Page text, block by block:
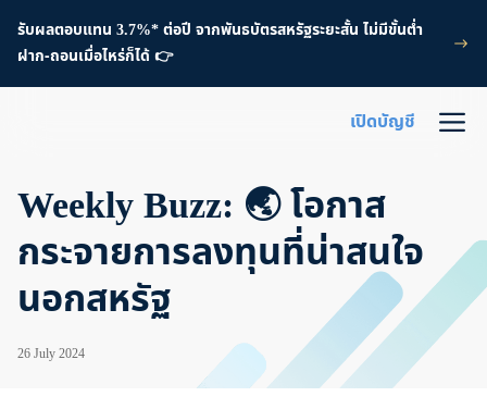
รับผลตอบแทน 3.7%* ต่อปี จากพันธบัตรสหรัฐระยะสั้น ไม่มีขั้นต่ำ
ฝาก-ถอนเมื่อไหร่ก็ได้ 👉
เปิดบัญชี
Weekly Buzz: 🌏 โอกาส
กระจายการลงทุนที่น่าสนใจ
นอกสหรัฐ
26 July 2024